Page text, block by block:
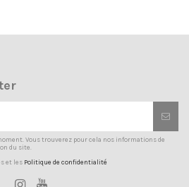
Vous trouverez pour cela nos informations de
du site.
et les Politique de confidentialité